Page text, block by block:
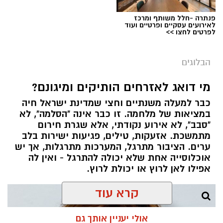
פנתרה -חלל משותף ומרכז
לאירועים עסקיים ופרטיים ועוד
לפרטים לחצו >>
הבלוגים
מי דואג לאזרחים הותיקים ומיגונם?
כבר למעלה משנתיים וחצי שמדינת ישראל חיה
במציאות של מלחמה. זו כבר אינה "הסלמה", לא
"סבב", לא אירוע נקודתי, אלא שגרת חירום
מתמשכת. אזעקות, טילים, פגיעות ישירות בלב
ערים. הציבור מתרגל, המערכות מתרגלות, אך יש
אוכלוסייה אחת שלא יכולה להתרגל - ואין לה
אפילו לאן לרוץ או יכולת לרוץ.
קרא עוד
אולי יעניין אותך גם